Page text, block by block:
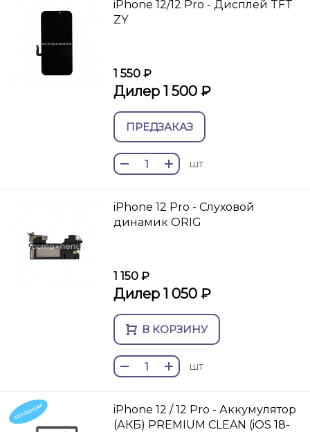
iPhone 12/12 Pro - Дисплей TFT
ZY
1 550 ₽
Дилер 1 500 ₽
ПРЕДЗАКАЗ
шт
iPhone 12 Pro - Слуховой
динамик ORIG
1 150 ₽
Дилер 1 050 ₽
В КОРЗИНУ
шт
БЕЗ ОШИБКИ
iPhone 12 / 12 Pro - Аккумулятор
(АКБ) PREMIUM CLEAN (iOS 18-